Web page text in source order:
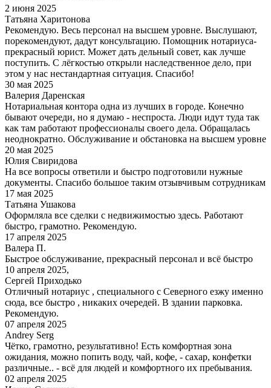
2 июня 2025
Татьяна Харитонова
Рекомендую. Весь персонал на высшем уровне. Выслушают,
порекомендуют, дадут консультацию. Помощник нотариуса-
прекрасный юрист. Может дать дельный совет, как лучше
поступить. С лёгкостью открыли наследственное дело, при
этом у нас нестандартная ситуация. Спасибо!
30 мая 2025
Валерия Даренская
Нотариальная контора одна из лучших в городе. Конечно
бывают очереди, но я думаю - неспроста. Люди идут туда так
как там работают профессионалы своего дела. Обращалась
неоднократно. Обслуживание и обстановка на высшем уровне
20 мая 2025
Юлия Свиридова
На все вопросы ответили и быстро подготовили нужные
документы. Спасибо большое таким отзывчивым сотрудникам
17 мая 2025
Татьяна Ушакова
Оформляла все сделки с недвижимостью здесь. Работают
быстро, грамотно. Рекомендую.
17 апреля 2025
Валера П.
Быстрое обслуживание, прекрасный персонал и всё быстро
10 апреля 2025,
Сергей Приходько
Отличный нотариус , специального с Северного езжу именно
сюда, все быстро , никаких очередей. В здании парковка.
Рекомендую.
07 апреля 2025
Andrey Serg
Чётко, грамотно, результативно! Есть комфортная зона
ожидания, можно попить воду, чай, кофе, - сахар, конфетки
различные.. - всё для людей и комфортного их пребывания.
02 апреля 2025